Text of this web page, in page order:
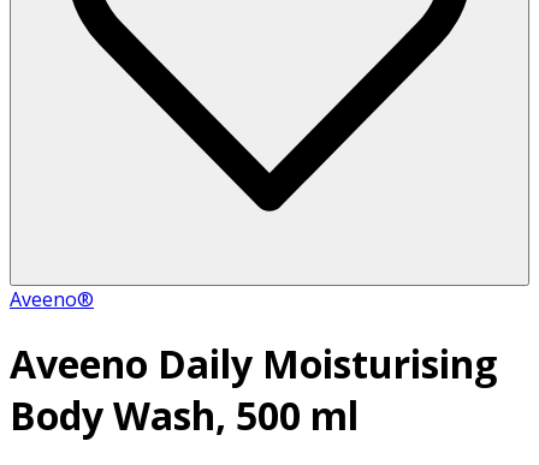
Aveeno®
Aveeno Daily Moisturising
Body Wash, 500 ml